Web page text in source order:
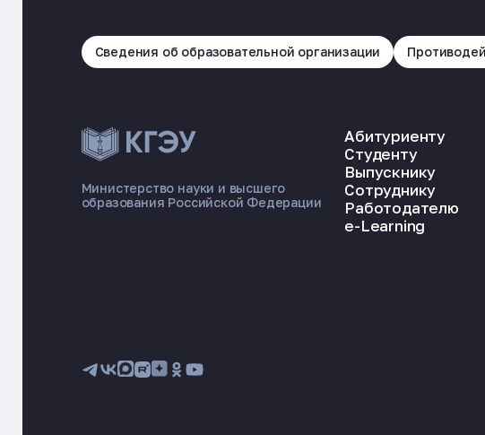
Сведения об образовательной организации
Министерство науки и высшего
образования Российской Федерации
Абитуриенту
Студенту
Выпускнику
Сотруднику
Работодателю
e-Learning